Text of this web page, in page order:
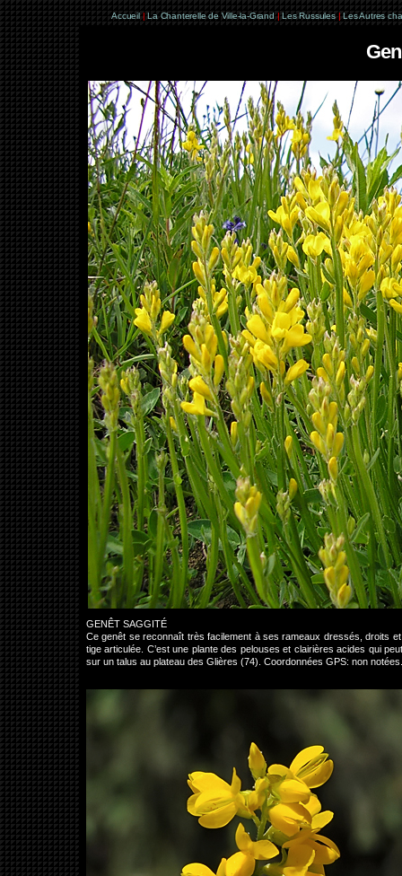
Accueil | La Chanterelle de Ville-la-Grand | Les Russules | Les Autres
GENÊT SAGGITÉ
Ce genêt se reconnaît très facilement à ses rameaux dressés, droits
tige articulée. C’est une plante des pelouses et clairières acides qui
sur un talus au plateau des Glières (74). Coordonnées GPS: non